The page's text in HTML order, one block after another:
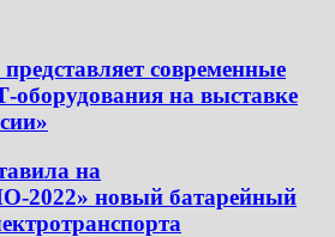
современные
на выставке
на
новый батарейный